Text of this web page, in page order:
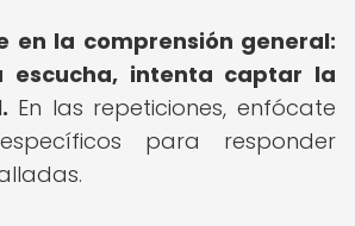
en la comprensión general:
escucha, intenta captar la
En las repeticiones, enfócate
para responder